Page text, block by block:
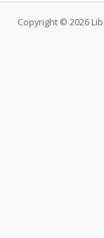
Copyright © 2026